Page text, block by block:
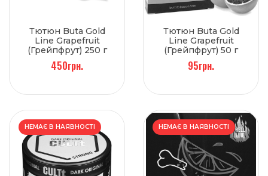
Тютюн Buta Gold
Line Grapefruit
(Грейпфрут) 250 г
450грн.
Тютюн Buta Gold
Line Grapefruit
(Грейпфрут) 50 г
95грн.
НЕМАЄ В НАЯВНОСТІ НЕМАЄ В НАЯВНОСТІ